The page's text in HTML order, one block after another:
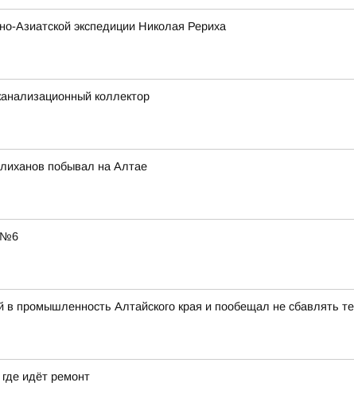
Азиатской экспедиции Николая Рериха
коллектор
побывал на Алтае
№6
промышленность Алтайского края и пообещал не сбавлять
идёт ремонт